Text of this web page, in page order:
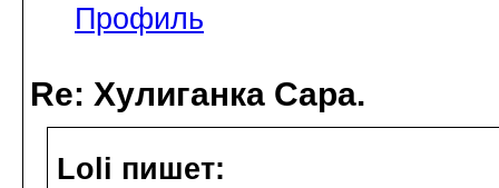
Профиль
Re: Хулиганка Сара.
Loli пишет: